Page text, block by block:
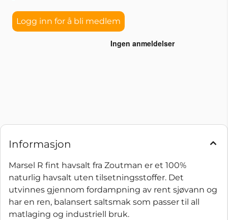
Logg inn for å bli medlem
Informasjon
Marsel R fint havsalt fra Zoutman er et 100%
naturlig havsalt uten tilsetningsstoffer. Det
utvinnes gjennom fordampning av rent sjøvann og
har en ren, balansert saltsmak som passer til all
matlaging og industriell bruk.